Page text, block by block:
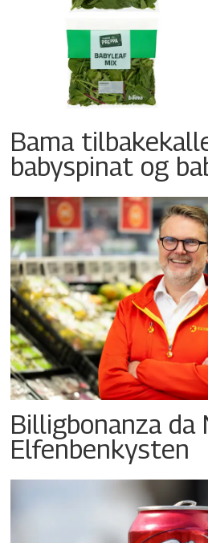
Bama
babyspinat og
Billigbonanza da
Elfenbenkysten